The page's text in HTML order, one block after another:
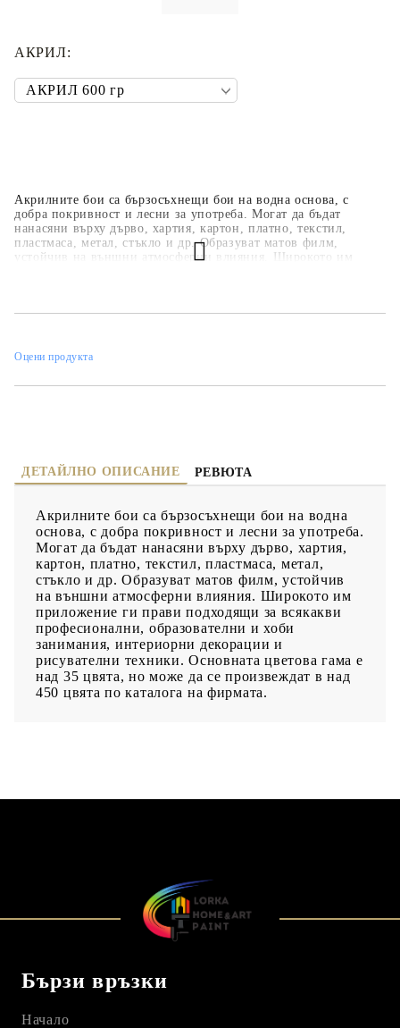
Акрилните бои са бързосъхнещи бои на водна основа, с
добра покривност и лесни за употреба. Могат да бъдат
нанасяни върху дърво, хартия, картон, платно, текстил,
пластмаса, метал, стъкло и др. Образуват матов филм,
устойчив на външни атмосферни влияния. Широкото им
цветова гама е над 35 цвята, но може да се произвеждат в над
АКРИЛ:
Оцени продукта
ДЕТАЙЛНО ОПИСАНИЕ РЕВЮТА
Акрилните бои са бързосъхнещи бои на водна
основа, с добра покривност и лесни за употреба.
Могат да бъдат нанасяни върху дърво, хартия,
картон, платно, текстил, пластмаса, метал,
стъкло и др. Образуват матов филм, устойчив
на външни атмосферни влияния. Широкото им
приложение ги прави подходящи за всякакви
професионални, образователни и хоби
занимания, интериорни декорации и
рисувателни техники. Основната цветова гама е
над 35 цвята, но може да се произвеждат в над
450 цвята по каталога на фирмата.
Бързи връзки
Начало